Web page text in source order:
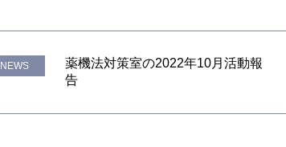
NEWS
薬機法対策室の2022年10月活動報
告